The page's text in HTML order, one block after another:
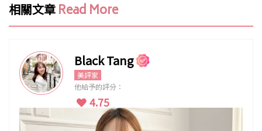
相關文章 Read More
Black Tang
美評家
他給予的評分：
4.75